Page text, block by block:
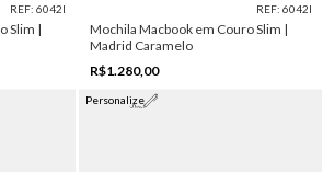
REF: 6042I
Slim |
REF: 6042I
Mochila Macbook em Couro Slim |
Madrid Caramelo
R$1.280,00
Personalize